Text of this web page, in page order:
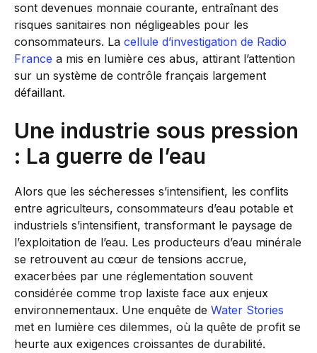
sont devenues monnaie courante, entraînant des
risques sanitaires non négligeables pour les
consommateurs. La cellule d’investigation de Radio
France a mis en lumière ces abus, attirant l’attention
sur un système de contrôle français largement
défaillant.
Une industrie sous pression
: La guerre de l’eau
Alors que les sécheresses s’intensifient, les conflits
entre agriculteurs, consommateurs d’eau potable et
industriels s’intensifient, transformant le paysage de
l’exploitation de l’eau. Les producteurs d’eau minérale
se retrouvent au cœur de tensions accrue,
exacerbées par une réglementation souvent
considérée comme trop laxiste face aux enjeux
environnementaux. Une enquête de Water Stories
met en lumière ces dilemmes, où la quête de profit se
heurte aux exigences croissantes de durabilité.